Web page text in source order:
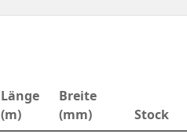
Länge
(m)
Breite
(mm)
Stock